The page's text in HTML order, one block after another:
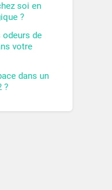
soi en
?
odeurs de
votre
dans un
?